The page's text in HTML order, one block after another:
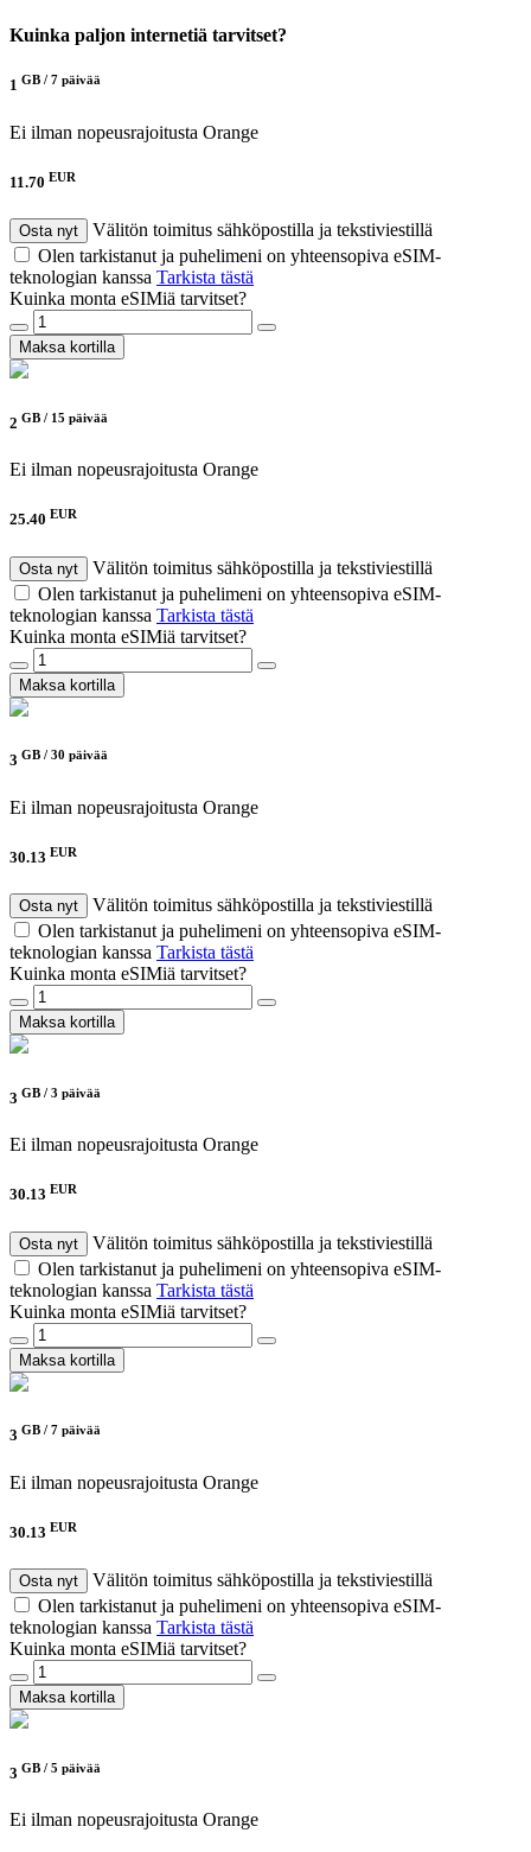
Kuinka paljon internetiä tarvitset?
1 GB / 7 päivää
Ei ilman nopeusrajoitusta Orange
11.70 EUR
Osta nyt
Välitön toimitus sähköpostilla ja tekstiviestillä
Olen tarkistanut ja puhelimeni on yhteensopiva eSIM-
teknologian kanssa Tarkista tästä
Kuinka monta eSIMiä tarvitset?
Maksa kortilla
2 GB / 15 päivää
Ei ilman nopeusrajoitusta Orange
25.40 EUR
Osta nyt
Välitön toimitus sähköpostilla ja tekstiviestillä
Olen tarkistanut ja puhelimeni on yhteensopiva eSIM-
teknologian kanssa Tarkista tästä
Kuinka monta eSIMiä tarvitset?
Maksa kortilla
3 GB / 30 päivää
Ei ilman nopeusrajoitusta Orange
30.13 EUR
Osta nyt
Välitön toimitus sähköpostilla ja tekstiviestillä
Olen tarkistanut ja puhelimeni on yhteensopiva eSIM-
teknologian kanssa Tarkista tästä
Kuinka monta eSIMiä tarvitset?
Maksa kortilla
3 GB / 3 päivää
Ei ilman nopeusrajoitusta Orange
30.13 EUR
Osta nyt
Välitön toimitus sähköpostilla ja tekstiviestillä
Olen tarkistanut ja puhelimeni on yhteensopiva eSIM-
teknologian kanssa Tarkista tästä
Kuinka monta eSIMiä tarvitset?
Maksa kortilla
3 GB / 7 päivää
Ei ilman nopeusrajoitusta Orange
30.13 EUR
Osta nyt
Välitön toimitus sähköpostilla ja tekstiviestillä
Olen tarkistanut ja puhelimeni on yhteensopiva eSIM-
teknologian kanssa Tarkista tästä
Kuinka monta eSIMiä tarvitset?
Maksa kortilla
3 GB / 5 päivää
Ei ilman nopeusrajoitusta Orange